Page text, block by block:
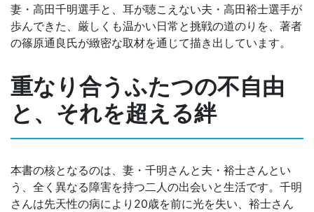
妻・高田千明選手と、耳が聴こえない夫・高田裕士選手が
歩んできた、厳しくも温かい日常と挑戦の道のりを、著者
の篠原通良氏が緻密な取材を通じて描き出しています。
重なり合うふたつの不自由
と、それを超える絆
本書の核となるのは、妻・千明さんと夫・裕士さんとい
う、全く異なる障害を持つ二人の出会いと生活です。千明
さんは先天性の病により20歳を前に光を失い、裕士さん